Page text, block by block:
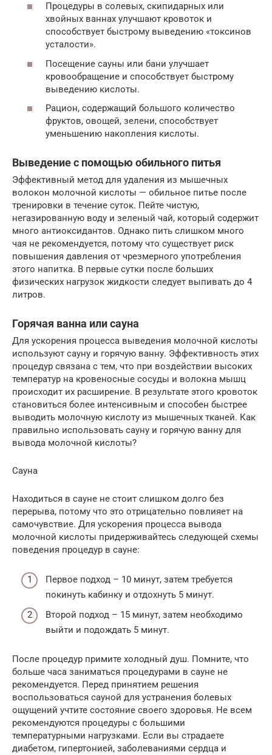
Процедуры в солевых, скипидарных или
хвойных ваннах улучшают кровоток и
способствует быстрому выведению «токсинов
усталости».
Посещение сауны или бани улучшает
кровообращение и способствует быстрому
выведению кислоты.
Рацион, содержащий большого количество
фруктов, овощей, зелени, способствует
уменьшению накопления кислоты.
Выведение с помощью обильного питья
Эффективный метод для удаления из мышечных
волокон молочной кислоты — обильное питье после
тренировки в течение суток. Пейте чистую,
негазированную воду и зеленый чай, который содержит
много антиоксидантов. Однако пить слишком много
чая не рекомендуется, потому что существует риск
повышения давления от чрезмерного употребления
этого напитка. В первые сутки после больших
физических нагрузок жидкости следует выпивать до 4
литров.
Горячая ванна или сауна
Для ускорения процесса выведения молочной кислоты
используют сауну и горячую ванну. Эффективность этих
процедур связана с тем, что при воздействии высоких
температур на кровеносные сосуды и волокна мышц
происходит их расширение. В результате этого кровоток
становиться более интенсивным и способен быстрее
выводить молочную кислоту из мышечных тканей. Как
правильно использовать сауну и горячую ванну для
вывода молочной кислоты?
Сауна
Находиться в сауне не стоит слишком долго без
перерыва, потому что это отрицательно повлияет на
самочувствие. Для ускорения процесса вывода
молочной кислоты придерживайтесь следующей схемы
поведения процедур в сауне:
Первое подход – 10 минут, затем требуется
покинуть кабинку и отдохнуть 5 минут.
Второй подход – 15 минут, затем необходимо
выйти и подождать 5 минут.
После процедур примите холодный душ. Помните, что
больше часа заниматься процедурами в сауне не
рекомендуется. Перед принятием решения
воспользоваться сауной для устранения болевых
ощущений учтите состояние своего здоровья. Не всем
рекомендуются процедуры с большими
температурными нагрузками. Если вы страдаете
диабетом, гипертонией, заболеваниями сердца и